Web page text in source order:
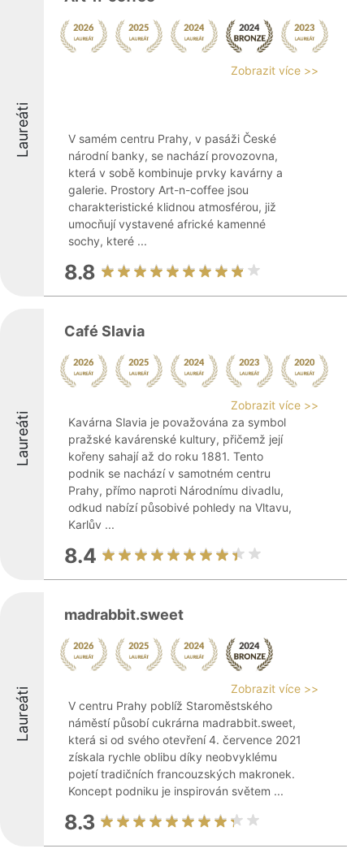
Laureáti
Zobrazit více >>
V samém centru Prahy, v pasáži České
národní banky, se nachází provozovna,
která v sobě kombinuje prvky kavárny a
galerie. Prostory Art-n-coffee jsou
charakteristické klidnou atmosférou, již
umocňují vystavené africké kamenné
sochy, které ...
8.8
Laureáti
Café Slavia
Zobrazit více >>
Kavárna Slavia je považována za symbol
pražské kavárenské kultury, přičemž její
kořeny sahají až do roku 1881. Tento
podnik se nachází v samotném centru
Prahy, přímo naproti Národnímu divadlu,
odkud nabízí působivé pohledy na Vltavu,
Karlův ...
8.4
Laureáti
madrabbit.sweet
Zobrazit více >>
V centru Prahy poblíž Staroměstského
náměstí působí cukrárna madrabbit.sweet,
která si od svého otevření 4. července 2021
získala rychle oblibu díky neobvyklému
pojetí tradičních francouzských makronek.
Koncept podniku je inspirován světem ...
8.3